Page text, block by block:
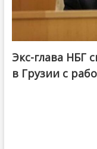
Экс-глава НБГ
в Грузии с